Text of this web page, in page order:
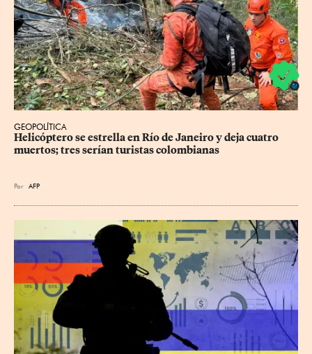
GEOPOLÍTICA
Helicóptero se estrella en Río de Janeiro y deja cuatro
muertos; tres serían turistas colombianas
Por AFP